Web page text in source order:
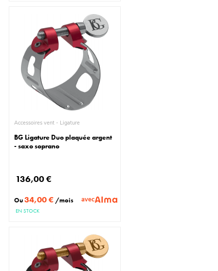
Accessoires vent - Ligature
BG Ligature Duo plaquée argent
- saxo soprano
136,00 €
Ou34,00 € /mois avec
EN STOCK